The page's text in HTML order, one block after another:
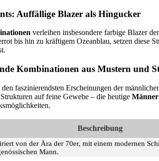
Auffällige Blazer als Hingucker
verleihen insbesondere farbige Blazer der
bis hin zu kräftigem Ozeanblau, setzen diese
Kombinationen aus Mustern und
den faszinierendsten Erscheinungen der
auf feine Gewebe – die heutige
Beschreibung
von der Ära der 70er, mit einem modernen
Mann.